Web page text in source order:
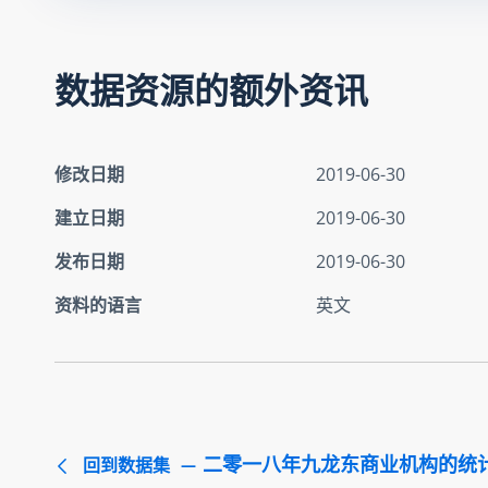
数据资源的额外资讯
修改日期
2019-06-30
建立日期
2019-06-30
发布日期
2019-06-30
资料的语言
英文
回到数据集 二零一八年九龙东商业机构的统